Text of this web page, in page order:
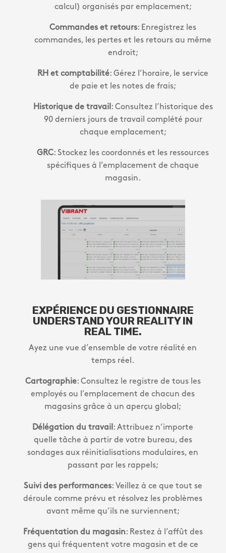
calcul) organisés par emplacement;
Commandes et retours: Enregistrez les
commandes, les pertes et les retours au même
endroit;
RH et comptabilité: Gérez l’horaire, le service
de paie et les notes de frais;
Historique de travail : Consultez l’historique des
90 derniers jours de travail complété pour
chaque emplacement;
GRC: Stockez les coordonnés et les ressources
spécifiques à l’emplacement de chaque
magasin.
EXPÉRIENCE DU GESTIONNAIRE
UNDERSTAND YOUR REALITY IN
REAL TIME.
Ayez une vue d’ensemble de votre réalité en
temps réel.
Cartographie: Consultez le registre de tous les
employés ou l’emplacement de chacun des
magasins grâce à un aperçu global;
Délégation du travail : Attribuez n’importe
quelle tâche à partir de votre bureau, des
sondages aux réinitialisations modulaires, en
passant par les rappels;
Suivi des performances: Veillez à ce que tout se
déroule comme prévu et résolvez les problèmes
avant même qu’ils ne surviennent;
Fréquentation du magasin: Restez à l’affût des
gens qui fréquentent votre magasin et de ce